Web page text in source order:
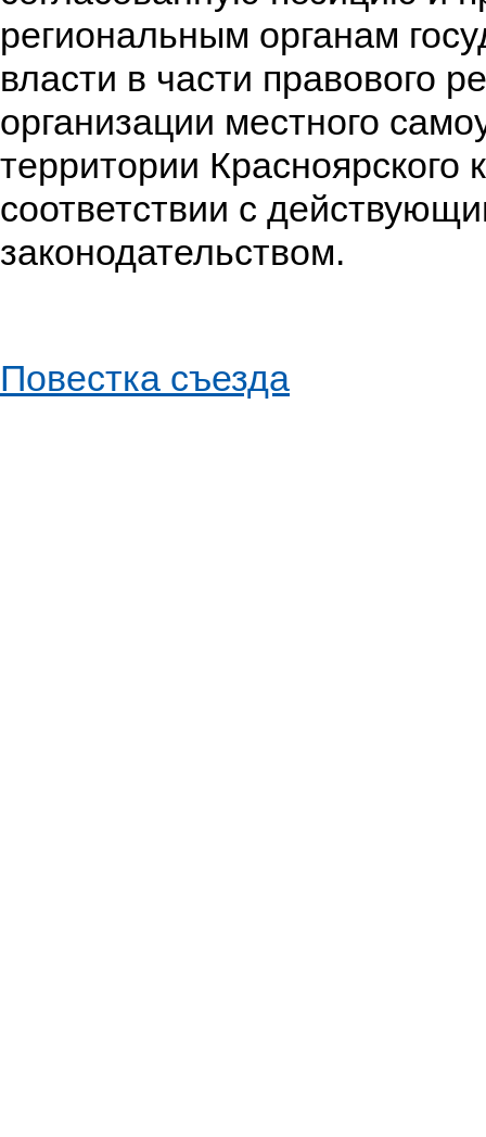
региональным органам
власти в части правового
организации местного
территории Красноярского
соответствии с
законодательством.
Повестка съезда